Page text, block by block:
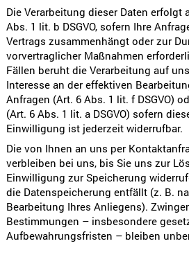
Die Verarbeitung dieser Daten erfolgt
Abs. 1 lit. b DSGVO, sofern Ihre
Vertrags zusammenhängt oder zur
vorvertraglicher Maßnahmen
Fällen beruht die Verarbeitung auf
Interesse an der effektiven
Anfragen (Art. 6 Abs. 1 lit. f DSGVO)
(Art. 6 Abs. 1 lit. a DSGVO) sofern
Einwilligung ist jederzeit widerrufbar.
Die von Ihnen an uns per
verbleiben bei uns, bis Sie uns zur
Einwilligung zur Speicherung
die Datenspeicherung entfällt (z. B.
Bearbeitung Ihres Anliegens).
Bestimmungen – insbesondere
Aufbewahrungsfristen – bleiben